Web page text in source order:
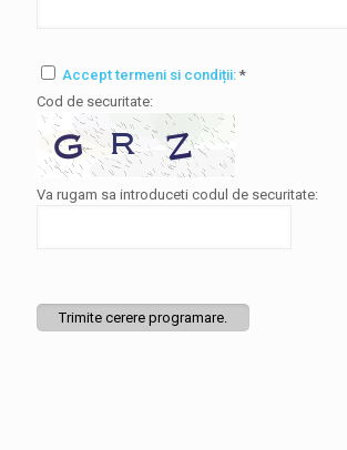
Accept termeni si condiții: *
Cod de securitate:
Va rugam sa introduceti codul de securitate:
Trimite cerere programare.